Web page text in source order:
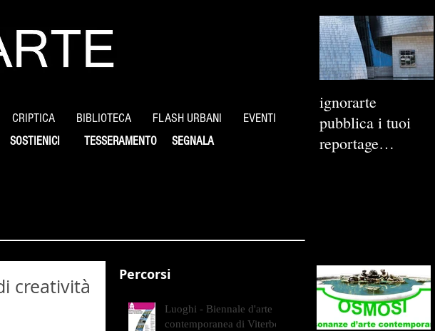
CRIPTICA BIBLIOTECA FLASH URBANI EVENTI
SOSTIENICI SEGNALA
TESSERAMENTO
ignorarte
pubblica i tuoi
reportage
creatività
Percorsi
Luoghi - Biennale d'arte
contemporanea di Viterbo